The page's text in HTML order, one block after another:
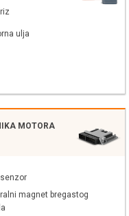
ulja
MOTORA
senzor
magnet bregastog